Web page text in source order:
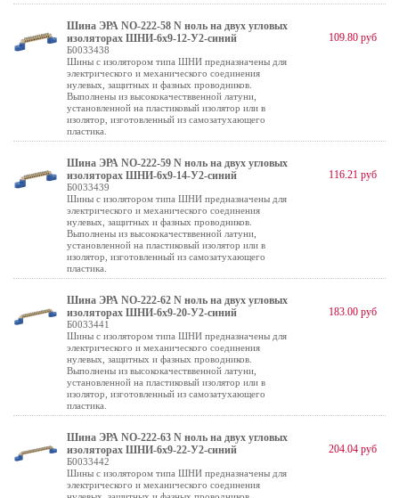
Шина ЭРА NO-222-58 N ноль на двух угловых
изоляторах ШНИ-6х9-12-У2-синий
Б0033438
Шины с изолятором типа ШНИ предназначены для
электрического и механического соединения
нулевых, защитных и фазных проводников.
Выполнены из высококачестввенной латуни,
установленной на пластиковый изолятор или в
изолятор, изготовленный из самозатухающего
пластика.
109.80 руб
Шина ЭРА NO-222-59 N ноль на двух угловых
изоляторах ШНИ-6х9-14-У2-синий
Б0033439
Шины с изолятором типа ШНИ предназначены для
электрического и механического соединения
нулевых, защитных и фазных проводников.
Выполнены из высококачестввенной латуни,
установленной на пластиковый изолятор или в
изолятор, изготовленный из самозатухающего
пластика.
116.21 руб
Шина ЭРА NO-222-62 N ноль на двух угловых
изоляторах ШНИ-6х9-20-У2-синий
Б0033441
Шины с изолятором типа ШНИ предназначены для
электрического и механического соединения
нулевых, защитных и фазных проводников.
Выполнены из высококачестввенной латуни,
установленной на пластиковый изолятор или в
изолятор, изготовленный из самозатухающего
пластика.
183.00 руб
Шина ЭРА NO-222-63 N ноль на двух угловых
изоляторах ШНИ-6х9-22-У2-синий
Б0033442
Шины с изолятором типа ШНИ предназначены для
электрического и механического соединения
204.04 руб